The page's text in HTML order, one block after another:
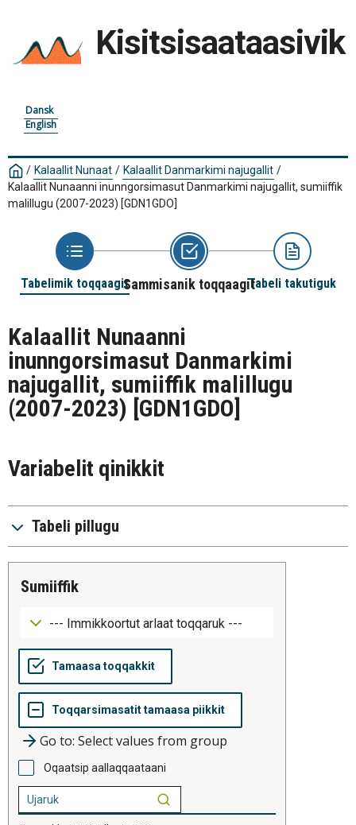
Kisitsisaataasivik
Dansk
English
/ Kalaallit Nunaat / Kalaallit Danmarkimi najugallit /
Kalaallit Nunaanni inunngorsimasut Danmarkimi najugallit, sumiiffik
malillugu (2007-2023) [GDN1GDO]
Tabelimik toqqaagitSammisanik toqqaagitTabeli takutiguk
Kalaallit Nunaanni
inunngorsimasut Danmarkimi
najugallit, sumiiffik malillugu
(2007-2023) [GDN1GDO]
Variabelit qinikkit
Tabeli pillugu
sumiiffik
Go to: Select values from group
Oqaatsip aallaqqaataani